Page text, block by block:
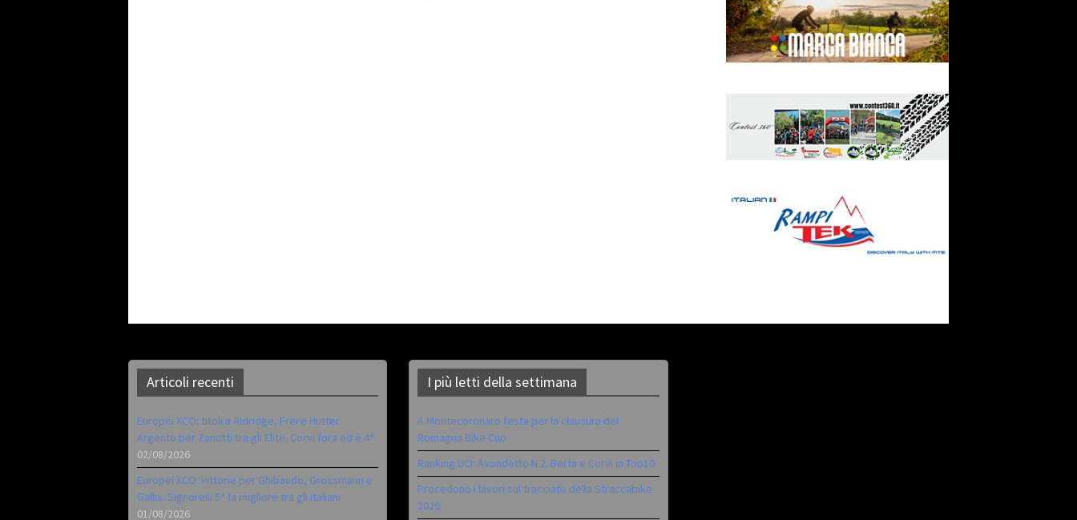
Articoli recenti
Europei XCO: titoli a Aldridge, Frei e Hutter.
Argento per Zanotti tra gli Elite. Corvi fora ed è 4^
02/08/2026
Europei XCO: vittorie per Ghibaudo, Grossmann e
Gallis. Signorelli 5^ la migliore tra gli italiani
01/08/2026
I più letti della settimana
A Montecoronaro festa per la chiusura del
Romagna Bike Cup
Ranking UCI: Avondetto N.2. Berta e Corvi in Top10
Procedono i lavori sul tracciato della Straccabike
2026